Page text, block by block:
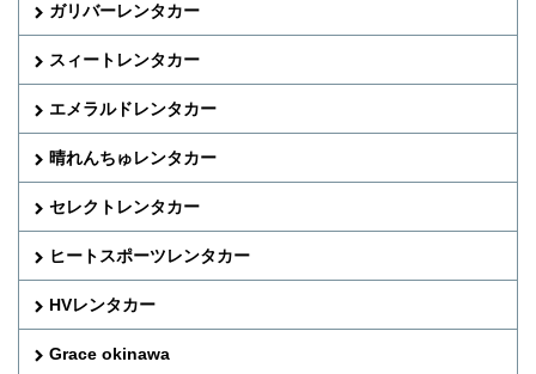
ガリバーレンタカー
スィートレンタカー
エメラルドレンタカー
晴れんちゅレンタカー
セレクトレンタカー
ヒートスポーツレンタカー
HVレンタカー
Grace okinawa